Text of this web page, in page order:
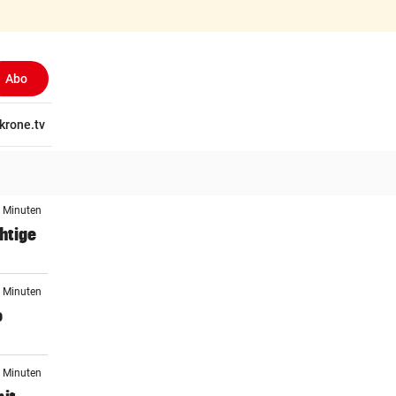
Abo
krone.tv
Minuten
Minuten
Minuten